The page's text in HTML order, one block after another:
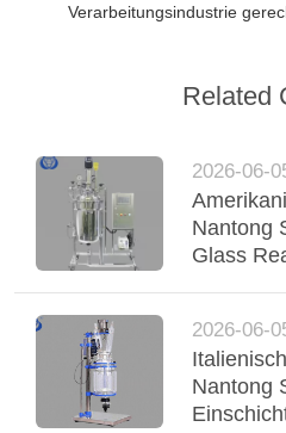
Verarbeitungsindustrie
Related
2026-06-
Nantong
Glass
2026-06-
Nantong